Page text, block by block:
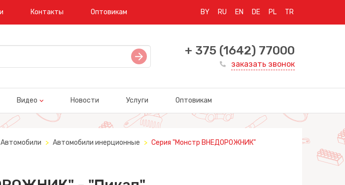
Контакты Оптовикам BY RU EN DE PL TR
+ 375 (1642) 77000
заказать звонок
Видео Новости Услуги Оптовикам
Автомобили Автомобили инерционные Серия "Монстр ВНЕДОРОЖНИК"